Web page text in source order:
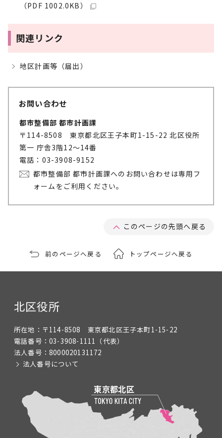
（PDF 1002.0KB）
関連リンク
地区計画等（届出）
お問い合わせ
都市整備部 都市計画課
〒114-8508 東京都北区王子本町1-15-22 北区役所
第一 庁舎3階12～14番
電話：03-3908-9152
都市整備部 都市計画課へのお問い合わせは専用フ
ォームをご利用ください。
このページの先頭へ戻る
前のページへ戻る トップページへ戻る
北区役所
所在地： 〒114-8508 東京都北区王子本町1-15-22
電話番号： 03-3908-1111 （代表）
法人番号： 8000020131172
法人番号について